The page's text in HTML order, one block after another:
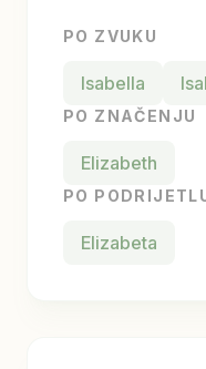
PO ZVUKU
Isabella
PO ZNAČENJU
Elizabeth
PO
Elizabeta